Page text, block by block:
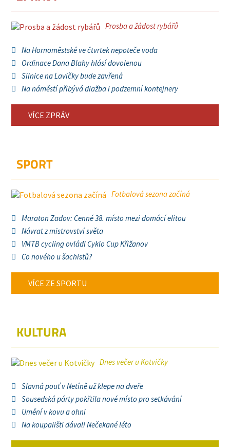
Prosba a žádost rybářů
Na Hornoměstské ve čtvrtek nepoteče voda
Ordinace Dana Blahy hlásí dovolenou
Silnice na Lavičky bude zavřená
Na náměstí přibývá dlažba i podzemní kontejnery
VÍCE ZPRÁV
SPORT
Fotbalová sezona začíná
Maraton Zadov: Cenné 38. místo mezi domácí elitou
Návrat z mistrovství světa
VMTB cycling ovládl Cyklo Cup Křižanov
Co nového u šachistů?
VÍCE ZE SPORTU
KULTURA
Dnes večer u Kotvičky
Slavná pouť v Netíně už klepe na dveře
Sousedská párty pokřtila nové místo pro setkávání
Umění v kovu a ohni
Na koupališti dávali Nečekané léto